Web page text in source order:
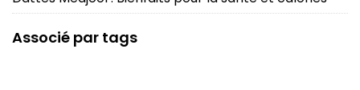
Associé par tags